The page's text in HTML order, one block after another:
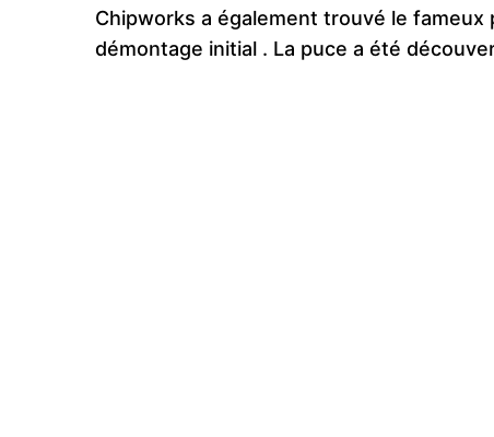
Chipworks a également trouvé le
démontage initial . La puce a été